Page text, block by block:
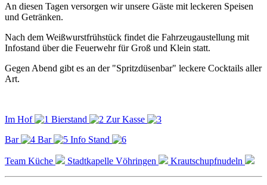
An diesen Tagen versorgen wir unsere Gäste mit leckeren Speisen
und Getränken.
Nach dem Weißwurstfrühstück findet die Fahrzeugaustellung mit
Infostand über die Feuerwehr für Groß und Klein statt.
Gegen Abend gibt es an der "Spritzdüsenbar" leckere Cocktails aller
Art.
Im Hof Bierstand
Zur Kasse
Bar
Bar Info Stand
Team Küche Stadtkapelle Vöhringen Krautschupfnudeln